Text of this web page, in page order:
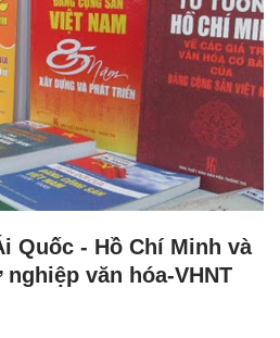
Quốc - Hồ Chí Minh và
văn hóa-VHNT